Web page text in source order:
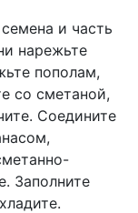
и часть
нарежьте
пополам,
со сметаной,
Соедините
Заполните